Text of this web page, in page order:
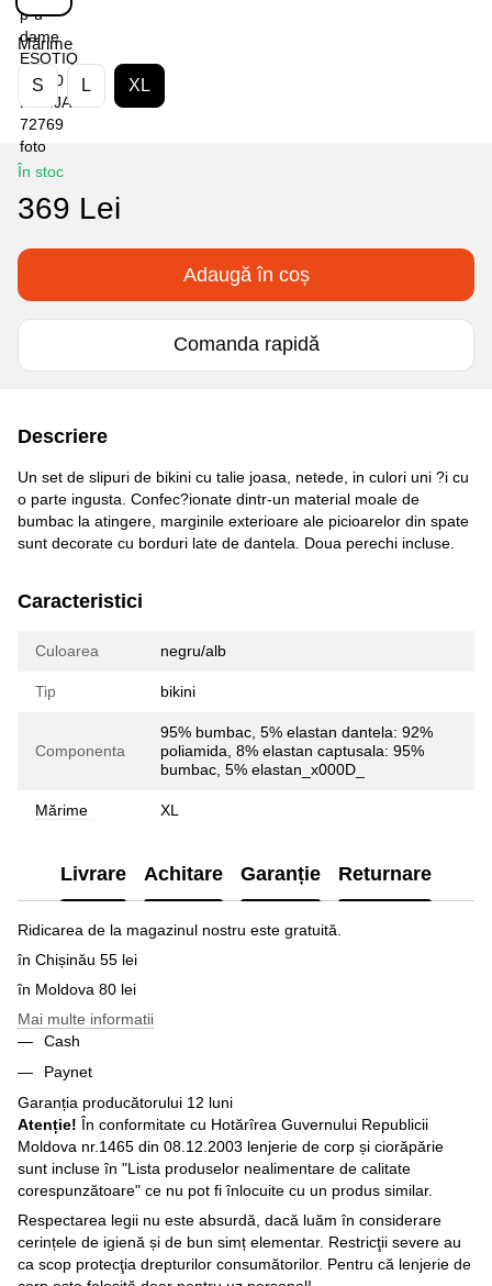
Mărime
S L XL
În stoc
369 Lei
Adaugă în coș
Comanda rapidă
Descriere
Un set de slipuri de bikini cu talie joasa, netede, in culori uni ?i cu
o parte ingusta. Confec?ionate dintr-un material moale de
bumbac la atingere, marginile exterioare ale picioarelor din spate
sunt decorate cu borduri late de dantela. Doua perechi incluse.
Caracteristici
Culoarea negru/alb
Tip bikini
Componenta
95% bumbac, 5% elastan dantela: 92%
poliamida, 8% elastan captusala: 95%
bumbac, 5% elastan_x000D_
Mărime XL
Livrare Achitare Garanție Returnare
Ridicarea de la magazinul nostru este gratuită.
în Chișinău 55 lei
în Moldova 80 lei
Mai multe informatii
Cash
Paynet
Garanția producătorului 12 luni
Atenție! În conformitate cu Hotărîrea Guvernului Republicii
Moldova nr.1465 din 08.12.2003 lenjerie de corp și ciorăpărie
sunt incluse în "Lista produselor nealimentare de calitate
corespunzătoare" ce nu pot fi înlocuite cu un produs similar.
Respectarea legii nu este absurdă, dacă luăm în considerare
cerințele de igienă și de bun simț elementar. Restricţii severe au
ca scop protecţia drepturilor consumătorilor. Pentru că lenjerie de